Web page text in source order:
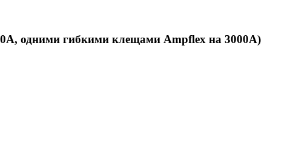
одними гибкими клещами Ampflex на 3000А)